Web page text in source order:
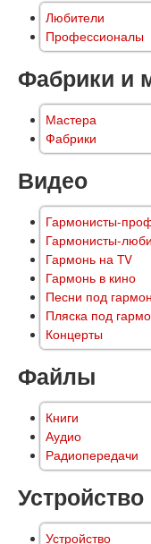
Любители
Профессионалы
Фабрики и
Мастера
Фабрики
Видео
Гармонисты-
Гармонисты-
Гармонь на TV
Гармонь в кино
Песни под
Пляска под
Концерты
Файлы
Книги
Аудио
Радиопередачи
Устройство